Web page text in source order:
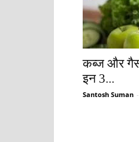
कब्ज और गैस
इन 3...
Santosh Suman -